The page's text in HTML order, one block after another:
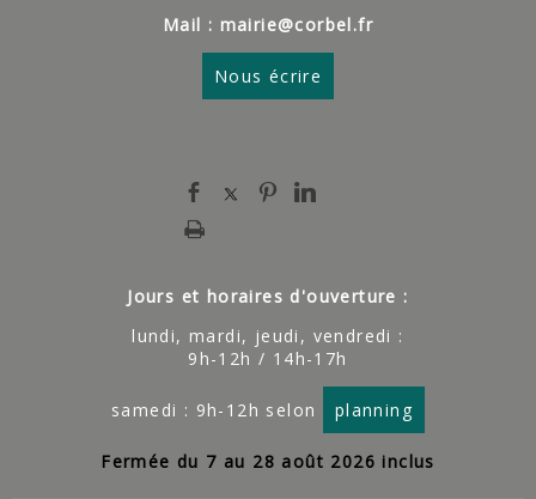
Mail : mairie@corbel.fr
Nous écrire
Jours et horaires d'ouverture :
lundi, mardi, jeudi, vendredi :
9h-12h / 14h-17h
samedi : 9h-12h selon planning
Fermée du 7 au 28 août 2026 inclus